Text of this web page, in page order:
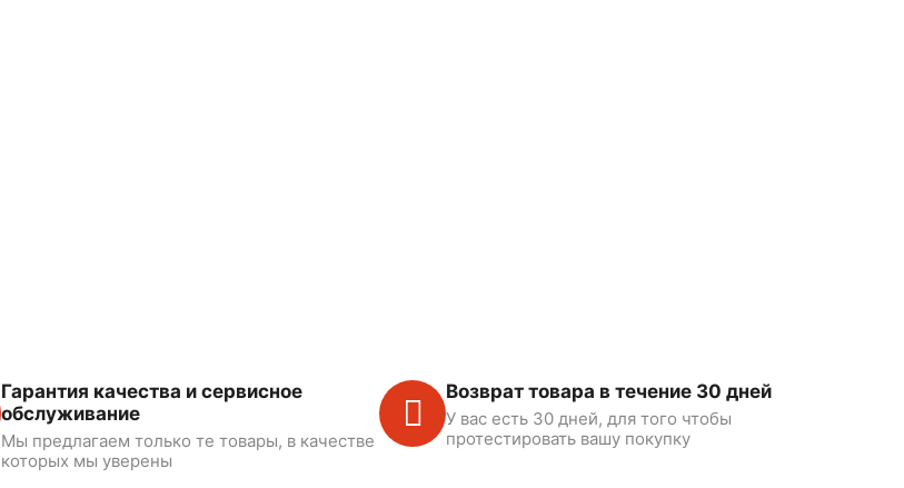
Гарантия качества и сервисное
обслуживание
Мы предлагаем только те товары, в качестве
которых мы уверены
Возврат товара в течение 30 дней
У вас есть 30 дней, для того чтобы
протестировать вашу покупку